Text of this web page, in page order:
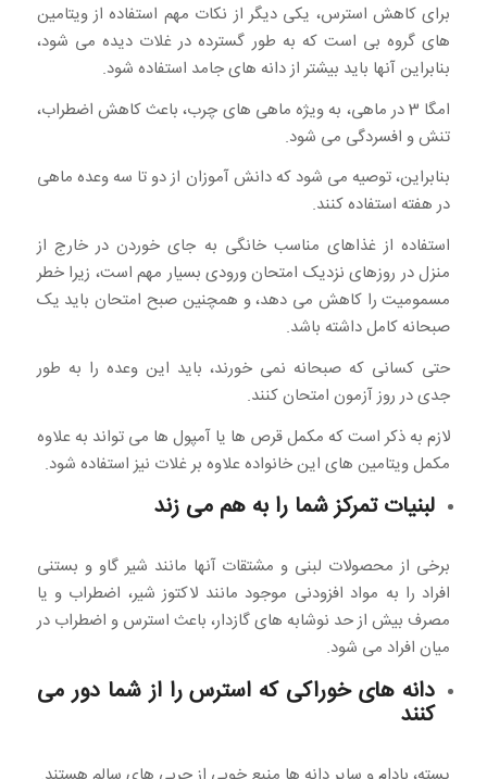
برای کاهش استرس، یکی دیگر از نکات مهم استفاده از ویتامین
های گروه بی است که به طور گسترده در غلات دیده می شود،
بنابراین آنها باید بیشتر از دانه های جامد استفاده شود.
امگا 3 در ماهی، به ویژه ماهی های چرب، باعث کاهش اضطراب،
تنش و افسردگی می شود.
بنابراین، توصیه می شود که دانش آموزان از دو تا سه وعده ماهی
در هفته استفاده کنند.
استفاده از غذاهای مناسب خانگی به جای خوردن در خارج از
منزل در روزهای نزدیک امتحان ورودی بسیار مهم است، زیرا خطر
مسمومیت را کاهش می دهد، و همچنین صبح امتحان باید یک
صبحانه کامل داشته باشد.
حتی کسانی که صبحانه نمی خورند، باید این وعده را به طور
جدی در روز آزمون امتحان کنند.
لازم به ذکر است که مکمل قرص ها یا آمپول ها می تواند به علاوه
مکمل ویتامین های این خانواده علاوه بر غلات نیز استفاده شود.
لبنیات تمرکز شما را به هم می زند
برخی از محصولات لبنی و مشتقات آنها مانند شیر گاو و بستنی
افراد را به مواد افزودنی موجود مانند لاکتوز شیر، اضطراب و یا
مصرف بیش از حد نوشابه های گازدار، باعث استرس و اضطراب در
میان افراد می شود.
دانه های خوراکی که استرس را از شما دور می
کنند